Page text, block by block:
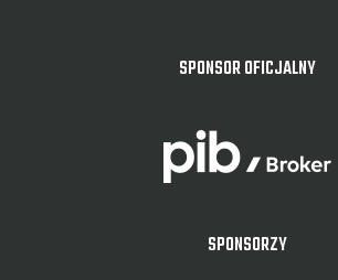
SPONSOR OFICJALNY
SPONSORZY